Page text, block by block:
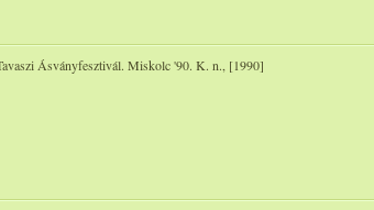
Ásványfesztivál. Miskolc '90. K. n., [1990]